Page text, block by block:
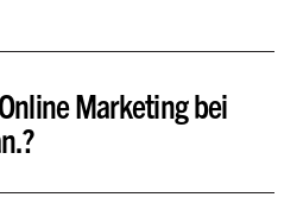
Marketing bei